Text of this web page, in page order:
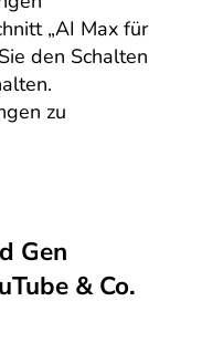
„AI Max für
den Schalten
zu
Gen
& Co.